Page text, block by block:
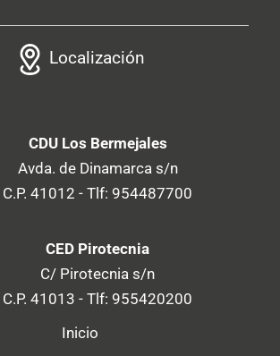
Localización
CDU Los Bermejales
Avda. de Dinamarca s/n
C.P. 41012 - Tlf: 954487700
CED Pirotecnia
C/ Pirotecnia s/n
C.P. 41013 - Tlf: 955420200
Inicio